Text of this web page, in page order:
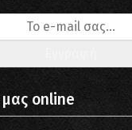
online